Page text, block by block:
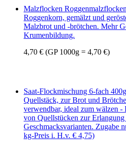
Malzflocken Roggenmalzflocken
Roggenkorn, gemälzt und
Malzbrot und -brötchen. Mehr
Krumenbildung.
4,70 € (GP 1000g = 4,70 €)
Saat-Flockmischung 6-fach 400g
Quellstäck, zur Brot und
verwendbar, ideal zum wälzen
von Quellstücken zur
Geschmacksvarianten. Zugabe
kg-Preis i. H.v. € 4,75)